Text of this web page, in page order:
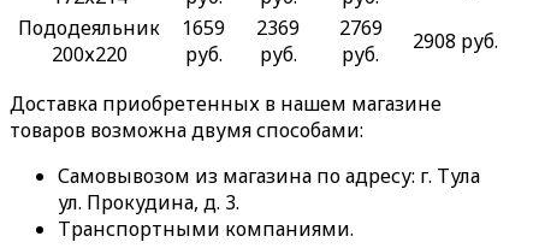
Пододеяльник
200х220
1659
руб.
2369
руб.
2769
руб.
2908 руб.
Доставка приобретенных в нашем магазине
товаров возможна двумя способами:
Самовывозом из магазина по адресу: г. Тула
ул. Прокудина, д. 3.
Транспортными компаниями.